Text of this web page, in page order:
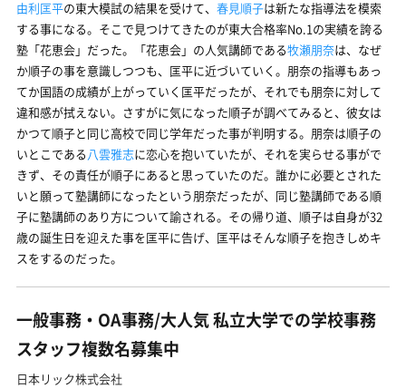
由利匡平の東大模試の結果を受けて、 春見順子は新たな指導法を模索
する事になる。そこで見つけてきたのが東大合格率No.1の実績を誇る
塾「花恵会」だった。「花恵会」の人気講師である牧瀬朋奈は、なぜ
か順子の事を意識しつつも、匡平に近づいていく。朋奈の指導もあっ
てか国語の成績が上がっていく匡平だったが、それでも朋奈に対して
違和感が拭えない。さすがに気になった順子が調べてみると、彼女は
かつて順子と同じ高校で同じ学年だった事が判明する。朋奈は順子の
いとこである 八雲雅志に恋心を抱いていたが、それを実らせる事がで
きず、その責任が順子にあると思っていたのだ。誰かに必要とされた
いと願って塾講師になったという朋奈だったが、同じ塾講師である順
子に塾講師のあり方について諭される。その帰り道、順子は自身が32
歳の誕生日を迎えた事を匡平に告げ、匡平はそんな順子を抱きしめキ
スをするのだった。
一般事務・OA事務/大人気 私立大学での学校事務
スタッフ複数名募集中
日本リック株式会社